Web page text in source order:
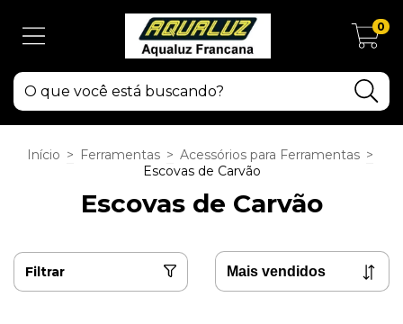
0
Início > Ferramentas > Acessórios para Ferramentas >
Escovas de Carvão
Escovas de Carvão
Filtrar